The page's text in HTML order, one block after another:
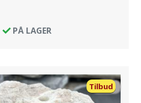
PÅ LAGER
Tilbud